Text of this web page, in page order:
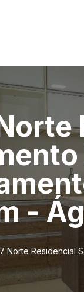
-
Norte Residencial